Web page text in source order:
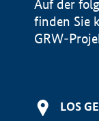
Auf der
finden Sie
GRW-
LOS